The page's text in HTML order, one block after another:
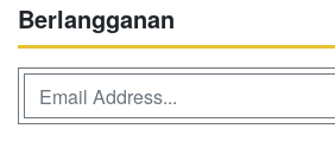
Berlangganan